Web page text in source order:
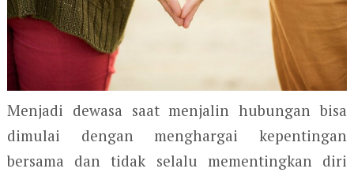
Menjadi dewasa saat menjalin hubungan bisa
dimulai dengan menghargai kepentingan
bersama dan tidak selalu mementingkan diri